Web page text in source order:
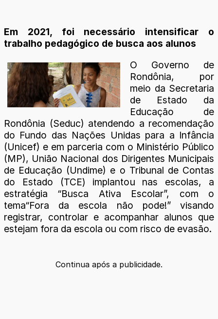
Em 2021, foi necessário intensificar o
trabalho pedagógico de busca aos alunos
O Governo de
Rondônia, por
meio da Secretaria
de Estado da
Educação de
Rondônia (Seduc) atendendo a recomendação
do Fundo das Nações Unidas para a Infância
(Unicef) e em parceria com o Ministério Público
(MP), União Nacional dos Dirigentes Municipais
de Educação (Undime) e o Tribunal de Contas
do Estado (TCE) implantou nas escolas, a
estratégia “Busca Ativa Escolar”, com o
tema“Fora da escola não pode!” visando
registrar, controlar e acompanhar alunos que
estejam fora da escola ou com risco de evasão.
Continua após a publicidade.